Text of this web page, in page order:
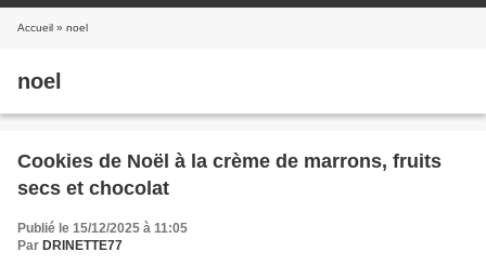
Accueil » noel
noel
Cookies de Noël à la crème de marrons, fruits
secs et chocolat
Publié le 15/12/2025 à 11:05
Par DRINETTE77